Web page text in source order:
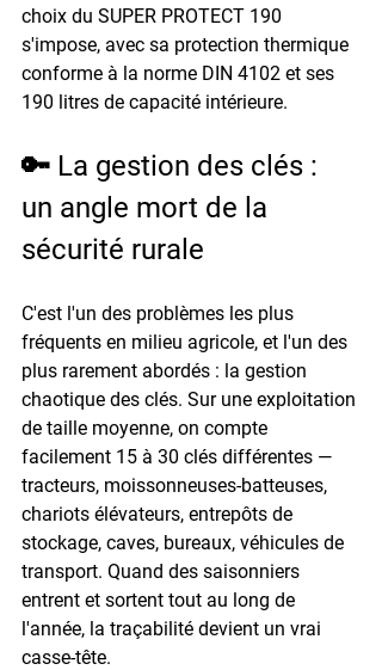
choix du SUPER PROTECT 190
s'impose, avec sa protection thermique
conforme à la norme DIN 4102 et ses
190 litres de capacité intérieure.
🔑 La gestion des clés :
un angle mort de la
sécurité rurale
C'est l'un des problèmes les plus
fréquents en milieu agricole, et l'un des
plus rarement abordés : la gestion
chaotique des clés. Sur une exploitation
de taille moyenne, on compte
facilement 15 à 30 clés différentes —
tracteurs, moissonneuses-batteuses,
chariots élévateurs, entrepôts de
stockage, caves, bureaux, véhicules de
transport. Quand des saisonniers
entrent et sortent tout au long de
l'année, la traçabilité devient un vrai
casse-tête.